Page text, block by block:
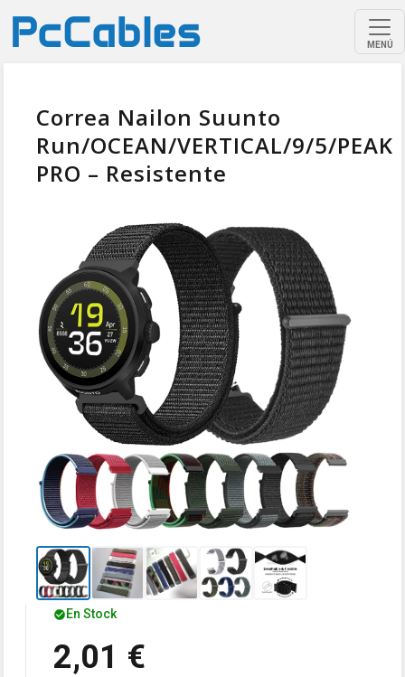
MENÚ
Correa Nailon Suunto
Run/OCEAN/VERTICAL/9/5/PEAK
PRO – Resistente
En Stock
2,01 €